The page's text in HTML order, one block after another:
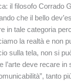
il filosofo Corrado
che il bello
in tale categoria
la realtà e non
sulla tela, non si
l’arte deve recare
tanto